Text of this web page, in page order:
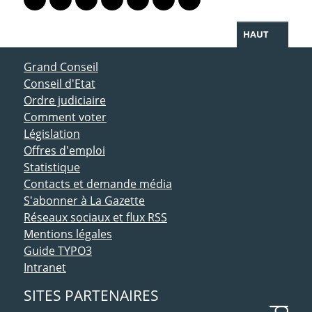
Lien vers le profil Mastodon
Lien vers le profil Bluesky
Lien vers le profil Instagram
Lien vers le profil Linkedin
Lien vers le profil Facebook
Lien vers le profil Twitter
Partager par WhatsApp
HAUT
ACCÈS DIRECT
Grand Conseil
Conseil d'Etat
Ordre judiciaire
Comment voter
Législation
Offres d'emploi
Statistique
Contacts et demande média
S'abonner à La Gazette
Réseaux sociaux et flux RSS
Mentions légales
Guide TYPO3
Intranet
SITES PARTENAIRES